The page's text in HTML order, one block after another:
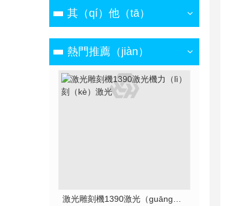
其（qí）他（tā）
熱門推薦（jiàn）